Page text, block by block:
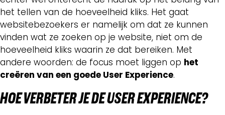
het tellen van de hoeveelheid kliks. Het gaat
websitebezoekers er namelijk om dat ze kunnen
vinden wat ze zoeken op je website, niet om de
hoeveelheid kliks waarin ze dat bereiken. Met
andere woorden: de focus moet liggen op het
creëren van een goede User Experience.
HOE VERBETER JE DE USER EXPERIENCE?